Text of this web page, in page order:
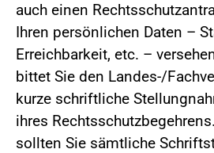
auch einen
Ihren persönlichen Daten –
Erreichbarkeit, etc. –
bittet Sie den Landes-/
kurze schriftliche
ihres
sollten Sie sämtliche